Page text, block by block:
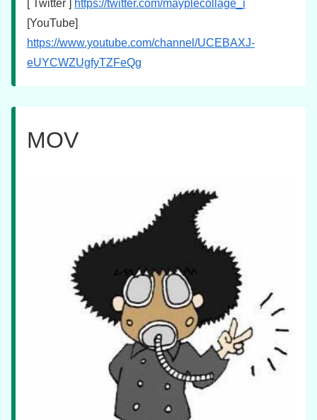
[ Twitter ] https://twitter.com/mayplecollage_i
[YouTube]
https://www.youtube.com/channel/UCEBAXJ-
eUYCWZUgfyTZFeQg
MOV